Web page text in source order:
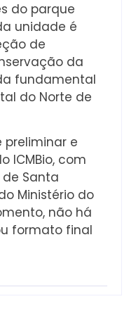
do parque
unidade é
de
da
fundamental
do Norte de
preliminar e
ICMBio, com
Santa
Ministério do
não há
formato final